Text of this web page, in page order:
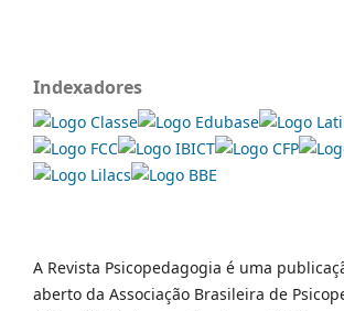
Indexadores
A Revista Psicopedagogia é uma
aberto da Associação Brasileira de